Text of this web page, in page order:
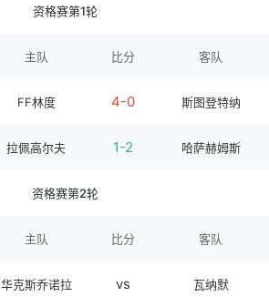
资格赛第1轮
主队 比分 客队
FF林度 4-0 斯图登特纳
拉佩高尔夫 1-2 哈萨赫姆斯
资格赛第2轮
主队 比分 客队
华克斯乔诺拉 vs 瓦纳默